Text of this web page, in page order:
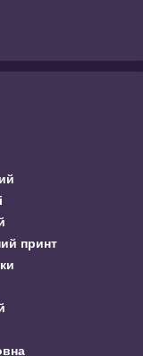
принт